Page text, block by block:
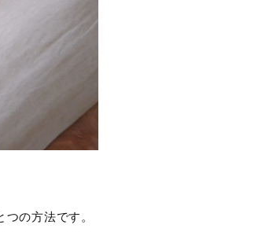
の方法です。